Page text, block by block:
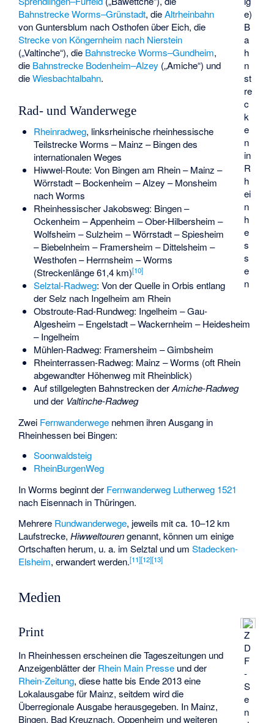
e)
B
a
h
n
st
re
c
k
e
n
in
R
h
ei
n
h
e
s
s
e
n
Bahnstrecke Worms–Grünstadt, dieAltrheinbahn
von Guntersblum nach Osthofen über Eich, die
Strecke von Köngernheim nach Nierstein
(„Valtinche“), die Bahnstrecke Worms–Gundheim,
die Bahnstrecke Bodenheim–Alzey („Amiche“) und
dieWiesbachtalbahn.
Rad- und Wanderwege
Rheinradweg, linksrheinische rheinhessische
Teilstrecke Worms – Mainz – Bingen des
internationalen Weges
Hiwwel-Route: Von Bingen am Rhein – Mainz –
Wörrstadt – Bockenheim – Alzey – Monsheim
nach Worms
Rheinhessischer Jakobsweg: Bingen –
Ockenheim – Appenheim – Ober-Hilbersheim –
Wolfsheim – Sulzheim – Wörrstadt – Spiesheim
– Biebelnheim – Framersheim – Dittelsheim –
Westhofen – Herrnsheim – Worms
(Streckenlänge 61,4 km)[10]
Selztal-Radweg: Von der Quelle in Orbis entlang
der Selz nach Ingelheim am Rhein
Obstroute-Rad-Rundweg: Ingelheim – Gau-
Algesheim – Engelstadt – Wackernheim – Heidesheim
– Ingelheim
Mühlen-Radweg: Framersheim – Gimbsheim
Rheinterrassen-Radweg: Mainz – Worms (oft Rhein
abgewandter Höhenweg mit Rheinblick)
Auf stillgelegten Bahnstrecken derAmiche-Radweg
und der Valtinche-Radweg
Zwei Fernwanderwege nehmen ihren Ausgang in
Rheinhessen bei Bingen:
Soonwaldsteig
RheinBurgenWeg
In Worms beginnt der Fernwanderweg Lutherweg 1521
nach Eisennach in Thüringen.
Mehrere Rundwanderwege, jeweils mit ca. 10–12 km
Laufstrecke,Hiwweltourengenannt, können um einige
Ortschaften herum, u. a. im Selztal und umStadecken-
Elsheim, erwandert werden.[11][12][13]
Medien
Z
D
F
-
S
e
n
Print
In Rheinhessen erscheinen die Tageszeitungen und
Anzeigenblätter der Rhein Main Presse und der
Rhein-Zeitung, diese hatte bis Ende 2013 eine
Lokalausgabe für Mainz, seitdem wird die
Überregionale Ausgabe herausgegeben. In Mainz,
Bingen, Bad Kreuznach, Oppenheim und weiteren